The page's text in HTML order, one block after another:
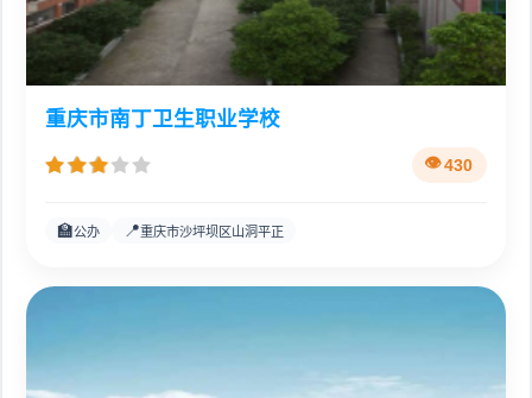
重庆市南丁卫生职业学校
430
🏫公办 📍重庆市沙坪坝区山洞平正